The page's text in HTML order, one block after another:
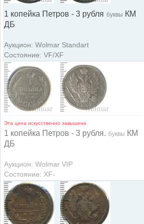
1 копейка Петров - 3 рубля буквы КМ
ДБ
Аукцион: Wolmar Standart
Состояние: VF/XF
Эта цена искусственно завышена
1 копейка Петров - 3 рубля. буквы КМ
ДБ
Аукцион: Wolmar VIP
Состояние: XF-